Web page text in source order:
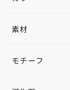
素材
モチーフ